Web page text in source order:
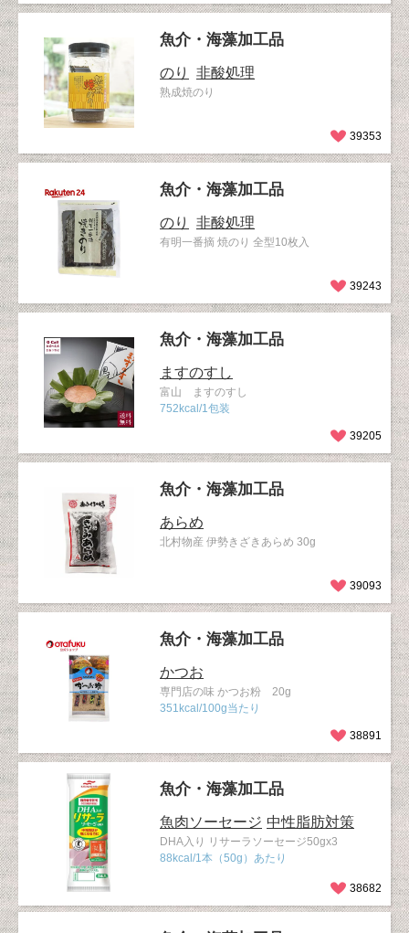
魚介・海藻加工品
のり 非酸処理
熟成焼のり
39353
魚介・海藻加工品
のり 非酸処理
有明一番摘 焼のり 全型10枚入
39243
魚介・海藻加工品
ますのすし
富山 ますのすし
752kcal/1包装
39205
魚介・海藻加工品
あらめ
北村物産 伊勢きざきあらめ 30g
39093
魚介・海藻加工品
かつお
専門店の味 かつお粉 20g
351kcal/100g当たり
38891
魚介・海藻加工品
魚肉ソーセージ 中性脂肪対策
DHA入り リサーラソーセージ50gx3
88kcal/1本（50g）あたり
38682